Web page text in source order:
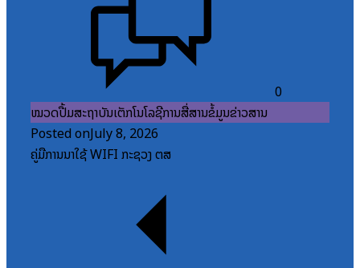
0
ໝວດປື້ມສະຖາບັນເຕັກໂນໂລຊີການສື່ສານຂໍ້ມູນຂ່າວສານ
Posted onJuly 8, 2026
ຄູ່ມືການນຳໃຊ້ WIFI ກະຊວງ ຕສ